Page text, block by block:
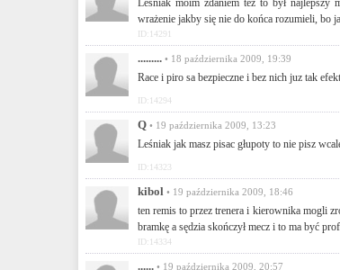
• 18 października 2009, 10:50
Niestety nie mogłem być na meczu,ale
benek• 18 października 2009, 14:35
fotki i filmiki mozna na
ID:14289
piknikowiec• 18 października 2009, 15:11
Leśniak moim zdaniem też to był
wrażenie jakby się nie do końca rozumieli, bo
ID:14291
• 18 października 2009, 19:39
Race i piro sa bezpieczne i bez nich juz tak